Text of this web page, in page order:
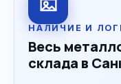
НАЛИЧИЕ И
Весь
склада в